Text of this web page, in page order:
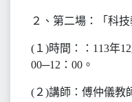
２、第二場：「科技
(１)時間：：113年
00─12：00。
(２)講師：傅仲儀教